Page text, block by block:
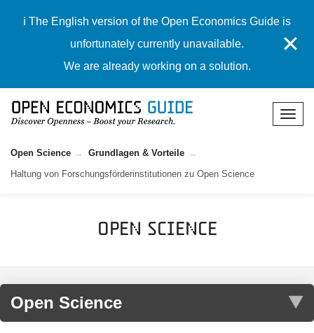
ℹ️ The English version of the Open Economics Guide is
unfortunately currently unavailable.
We are already working on a solution.
✕
Open Science
Grundlagen & Vorteile
Haltung von Forschungsförderinstitutionen zu Open Science
Open Science